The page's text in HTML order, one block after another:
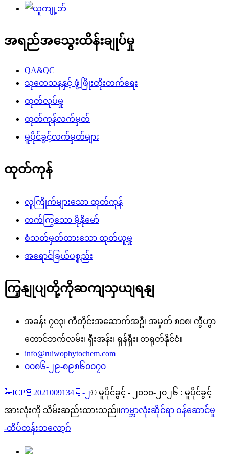
အရည်အသွေးထိန်းချုပ်မှု
QA&QC
သုတေသနနှင့် ဖွံ့ဖြိုးတိုးတက်ရေး
ထုတ်လုပ်မှု
ထုတ်ကုန်လက်မှတ်
မူပိုင်ခွင့်လက်မှတ်များ
ထုတ်ကုန်
လူကြိုက်များသော ထုတ်ကုန်
တက်ကြွသော မိုနိုမော်
စံသတ်မှတ်ထားသော ထုတ်ယူမှု
အရောင်ခြယ်ပစ္စည်း
ကြှနျုပျတို့ကိုဆကျသှယျရနျ
အခန်း ၇၀၃၊ ကီတိုင်းအဆောက်အဦ၊ အမှတ် ၈၀၈၊ ကွီဟွာ
တောင်ဘက်လမ်း၊ ရှီးအန်း၊ ရှန်ရှီး၊ တရုတ်နိုင်ငံ။
info@ruiwophytochem.com
၀၀၈၆-၂၉-၈၉၈၆၀၀၇၀
陕ICP备2021009134号-၂© မူပိုင်ခွင့် - ၂၀၁၀-၂၀၂၆ : မူပိုင်ခွင့်
အားလုံးကို သိမ်းဆည်းထားသည်။ကမ္ဘာလုံးဆိုင်ရာ ဝန်ဆောင်မှု
-ထိပ်တန်းဘလော့ဂ်